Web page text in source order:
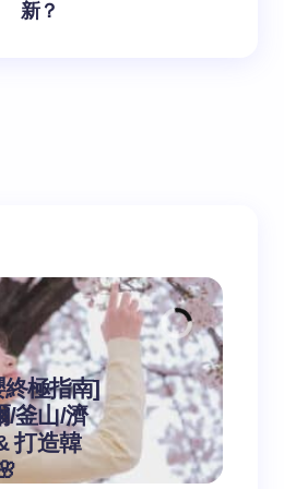
新？
。
極指南]
/釜山/濟
打造韓
作者：yeoti
on 2026-03-14